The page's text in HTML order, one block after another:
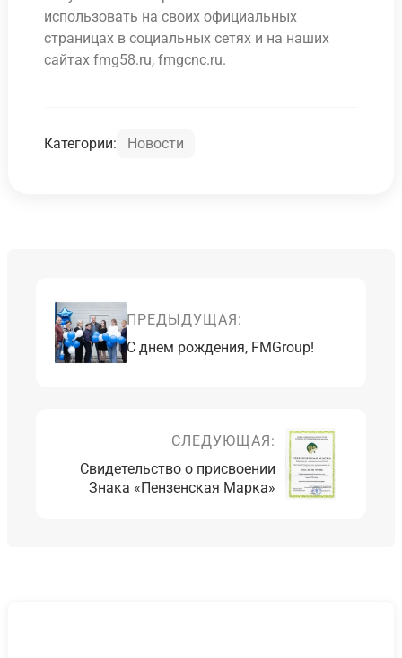
использовать на своих официальных
страницах в социальных сетях и на наших
сайтах fmg58.ru, fmgcnc.ru.
Категории: Новости
ПРЕДЫДУЩАЯ:
С днем рождения, FMGroup!
СЛЕДУЮЩАЯ:
Свидетельство о присвоении
Знака «Пензенская Марка»